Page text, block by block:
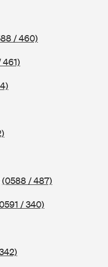
/ 460)
(0588 / 487)
/ 340)